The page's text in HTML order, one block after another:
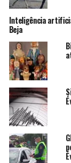
Inteligência
Beja